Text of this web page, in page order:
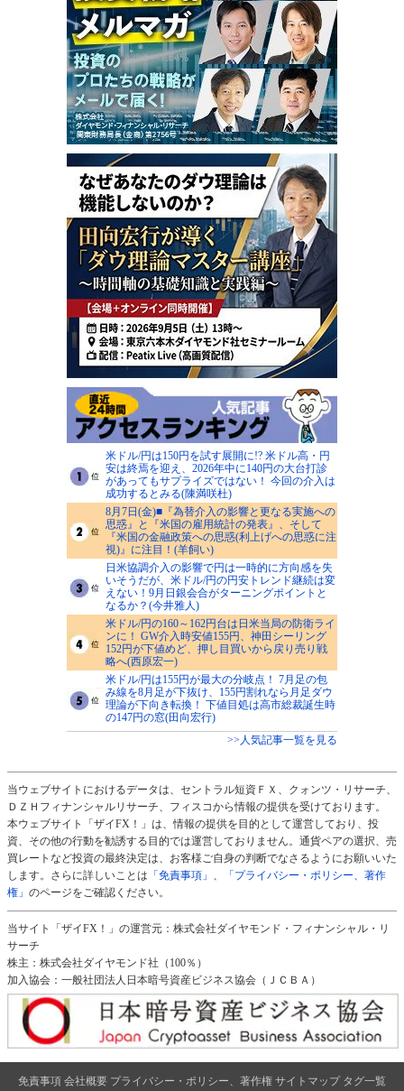
米ドル/円は150円を試す展開に!? 米ドル高・円
安は終焉を迎え、2026年中に140円の大台打診
があってもサプライズではない！ 今回の介入は
成功するとみる(陳満咲杜)
8月7日(金)■『為替介入の影響と更なる実施への
思惑』と『米国の雇用統計の発表』、そして
『米国の金融政策への思惑(利上げへの思惑に注
視)』に注目！(羊飼い)
日米協調介入の影響で円は一時的に方向感を失
いそうだが、米ドル/円の円安トレンド継続は変
えない！9月日銀会合がターニングポイントと
なるか？(今井雅人)
米ドル/円の160～162円台は日米当局の防衛ライ
ンに！ GW介入時安値155円、神田シーリング
152円が下値めど、押し目買いから戻り売り戦
略へ(西原宏一)
米ドル/円は155円が最大の分岐点！ 7月足の包
み線を8月足が下抜け、155円割れなら月足ダウ
理論が下向き転換！ 下値目処は高市総裁誕生時
の147円の窓(田向宏行)
>>人気記事一覧を見る
当ウェブサイトにおけるデータは、セントラル短資ＦＸ、クォンツ・リサーチ、
ＤＺＨフィナンシャルリサーチ、フィスコから情報の提供を受けております。
本ウェブサイト「ザイFX！」は、情報の提供を目的として運営しており、投
資、その他の行動を勧誘する目的では運営しておりません。通貨ペアの選択、売
買レートなど投資の最終決定は、お客様ご自身の判断でなさるようにお願いいた
します。さらに詳しいことは 「免責事項」 、
「プライバシー・ポリシー、著作
権」 のページをご確認ください。
当サイト「ザイFX！」の運営元：株式会社ダイヤモンド・フィナンシャル・リ
サーチ
株主：株式会社ダイヤモンド社（100％）
加入協会：一般社団法人日本暗号資産ビジネス協会（ＪＣＢＡ）
免責事項 会社概要 プライバシー・ポリシー、著作権 サイトマップ タグ一覧